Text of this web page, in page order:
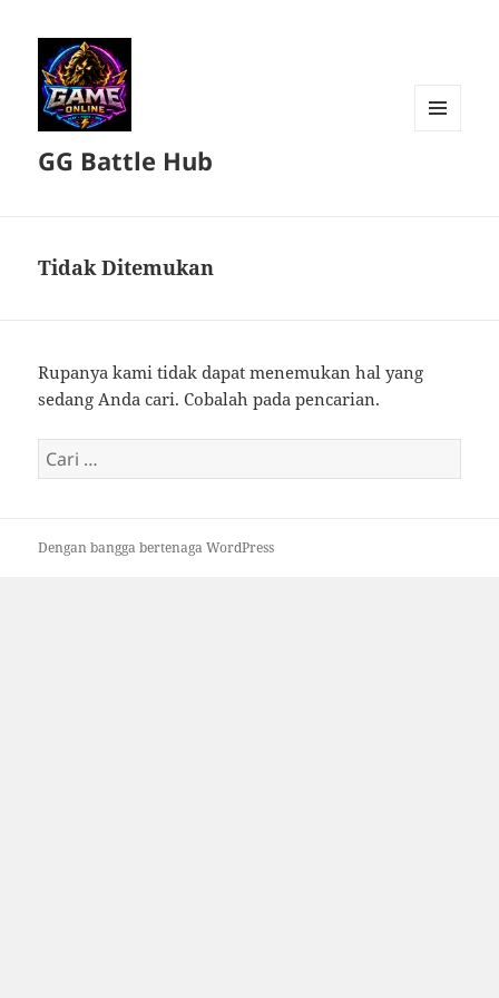
GG Battle Hub
Tidak Ditemukan
Rupanya kami tidak dapat menemukan hal yang
sedang Anda cari. Cobalah pada pencarian.
Cari
untuk:
Dengan bangga bertenaga WordPress